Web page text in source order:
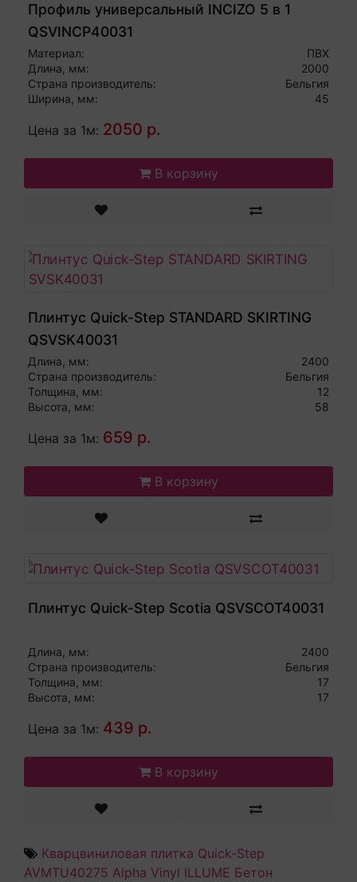
Профиль универсальный INCIZO 5 в 1
QSVINCP40031
Материал:
ПВХ
Длина, мм:
2000
Страна производитель:
Бельгия
Ширина, мм:
45
Цена за 1м: 2050 р.
В корзину
Плинтус Quick-Step STANDARD SKIRTING
QSVSK40031
Длина, мм:
2400
Страна производитель:
Бельгия
Толщина, мм:
12
Высота, мм:
58
Цена за 1м: 659 р.
В корзину
Плинтус Quick-Step Scotia QSVSCOT40031
Длина, мм:
2400
Страна производитель:
Бельгия
Толщина, мм:
17
Высота, мм:
17
Цена за 1м: 439 р.
В корзину
Кварцвиниловая плитка Quick-Step
AVMTU40275 Alpha Vinyl ILLUME Бетон